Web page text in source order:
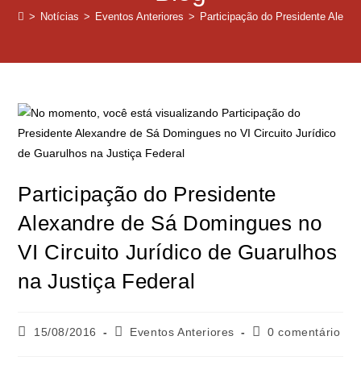
> Notícias > Eventos Anteriores > Participação do Presidente
Participação do Presidente
Alexandre de Sá Domingues no
VI Circuito Jurídico de Guarulhos
na Justiça Federal
15/08/2016 Eventos Anteriores 0 comentário